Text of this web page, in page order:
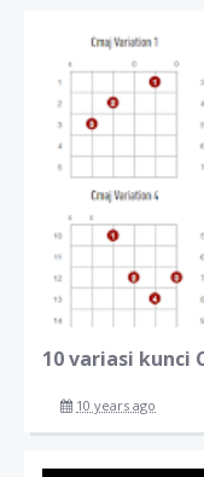
10 variasi kunci
10 years ago